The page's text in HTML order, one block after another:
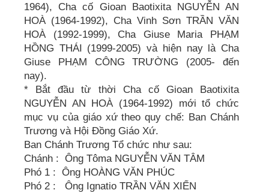
1964), Cha cố Gioan Baotixita NGUYỄN AN
HOÀ (1964-1992), Cha Vinh Sơn TRẦN VĂN
HOÀ (1992-1999), Cha Giuse Maria PHẠM
HỒNG THÁI (1999-2005) và hiện nay là Cha
Giuse PHẠM CÔNG TRƯỜNG (2005- đến
nay).
* Bắt đầu từ thời Cha cố Gioan Baotixita
NGUYỄN AN HOÀ (1964-1992) mới tổ chức
mục vụ của giáo xứ theo quy chế: Ban Chánh
Trương và Hội Đồng Giáo Xứ.
Ban Chánh Trương Tổ chức như sau:
Chánh : Ông Tôma NGUYỄN VĂN TÂM
Phó 1 : Ông HOÀNG VĂN PHÚC
Phó 2 : Ông Ignatio TRẦN VĂN XIỂN